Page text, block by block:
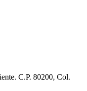
C.P. 80200, Col.